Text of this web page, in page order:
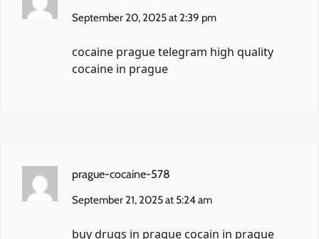
September 20, 2025 at 2:39 pm
cocaine prague telegram high quality
cocaine in prague
prague-cocaine-578
September 21, 2025 at 5:24 am
buy drugs in praguecocain in prague